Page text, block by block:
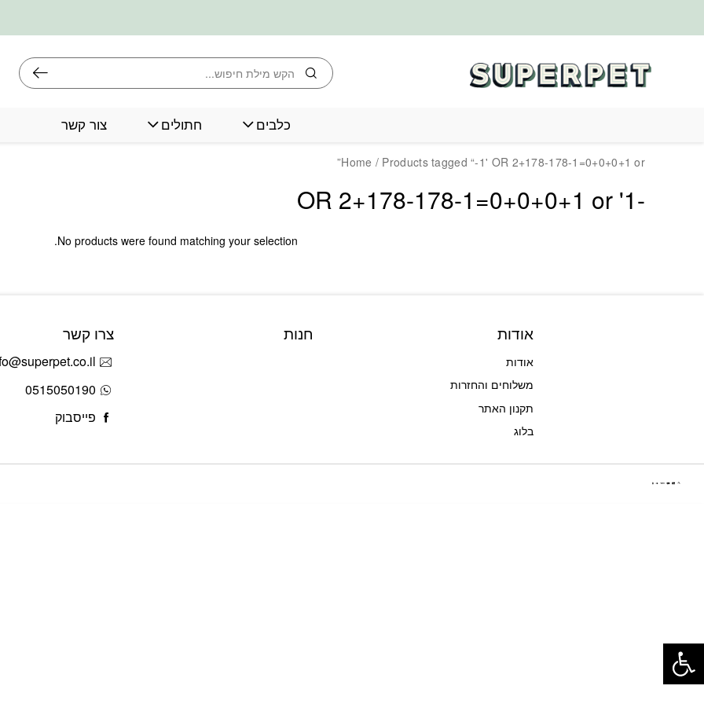
חיפוש
כלבים חתולים צור קשר
Home / Products tagged “-1' OR 2+178-178-1=0+0+0+1 or”
-1' OR 2+178-178-1=0+0+0+1 or
No products were found matching your selection.
אודות
אודות
משלוחים והחזרות
תקנון האתר
בלוג
חנות צרו קשר
0515050190
פייסבוק
פתח סרגל נגישות